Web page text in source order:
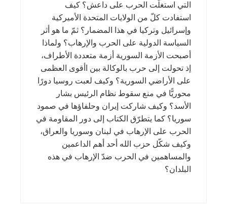
التي استغلّت الحرب على داعش؟ كيف
استفادت كلّ من الولايات المتحدة الأميركية
وإسرائيل وتركيا في هذا المضمار؟ ثمّ ما هو أثر
السياسة الدولية على الحرب والإرهاب؟ ولماذا
أصبحت الأزمة السورية أزمة متعددة الأطراف،
إذ تحولت إلى حرب بالوكالة بين اأقوى العظمى
على الأراضي السورية؟ وكيف لعبت روسيا دورًا
محوريًّا في منع سقوط نظام الرئيس بشار
الأسد؟ وكيف شاركت إيران وحلفاؤها في صمود
سوريا؟ كما يتطرّق الكتاب إلى دور المقاومة في
الحرب على الإرهاب في لبنان وسوريا والعراق،
وكيف شكّل حزب الله أحد أهم الداعمين
والمساهمين في الحرب ضدّ الإرهاب في هذه
البلدان؟